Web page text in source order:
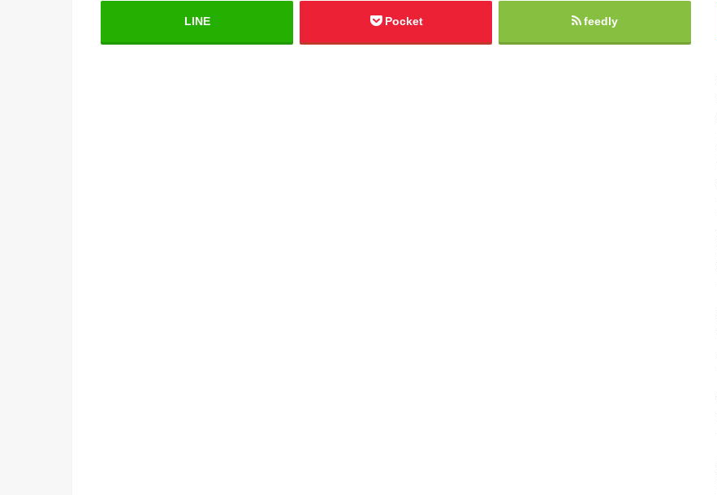
LINE Pocket feedly